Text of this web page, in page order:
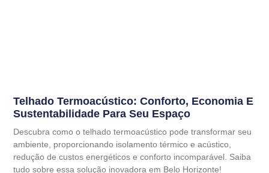
Telhado Termoacústico: Conforto, Economia E
Sustentabilidade Para Seu Espaço
Descubra como o telhado termoacústico pode transformar seu
ambiente, proporcionando isolamento térmico e acústico,
redução de custos energéticos e conforto incomparável. Saiba
tudo sobre essa solução inovadora em Belo Horizonte!